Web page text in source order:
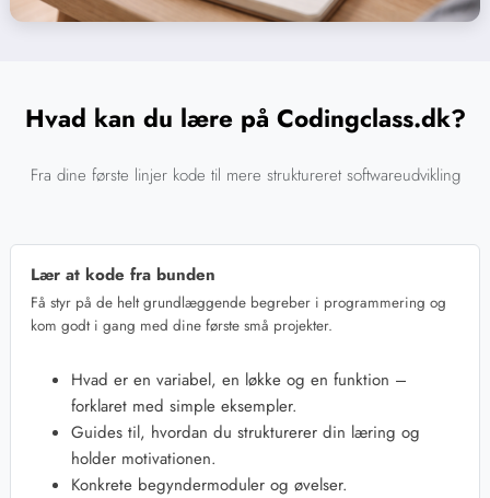
Hvad kan du lære på Codingclass.dk?
Fra dine første linjer kode til mere struktureret softwareudvikling
Lær at kode fra bunden
Få styr på de helt grundlæggende begreber i programmering og
kom godt i gang med dine første små projekter.
Hvad er en variabel, en løkke og en funktion –
forklaret med simple eksempler.
Guides til, hvordan du strukturerer din læring og
holder motivationen.
Konkrete begyndermoduler og øvelser.